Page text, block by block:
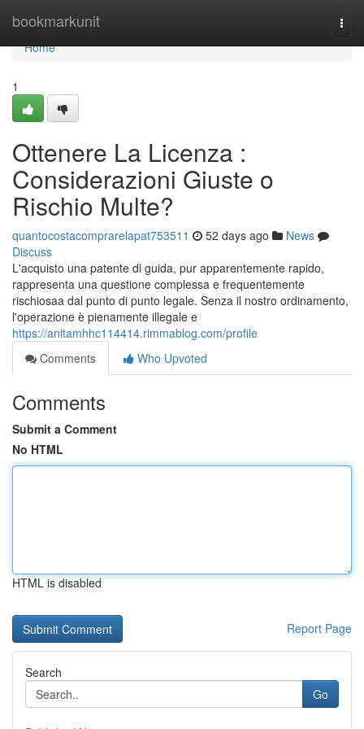
bookmarkunit
Home
Home
1
Ottenere La Licenza :
Considerazioni Giuste o
Rischio Multe?
quantocostacomprarelapat753511 52 days ago
News
Discuss
L'acquisto una patente di guida, pur apparentemente rapido,
rappresenta una questione complessa e frequentemente
rischiosaa dal punto di punto legale. Senza il nostro ordinamento,
l'operazione è pienamente illegale e
https://anitamhhc114414.rimmablog.com/profile
Comments
Who Upvoted
Comments
Submit a Comment
No HTML
HTML is disabled
Report Page
Search
Go